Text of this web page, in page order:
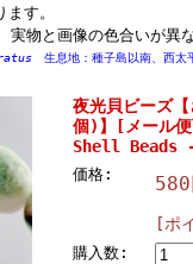
す。
物と画像の色合いが異
生息地：種子島以南、西太
夜光貝ビーズ
個)】[メール
Shell Beads
価格:
[ポ
購入数: